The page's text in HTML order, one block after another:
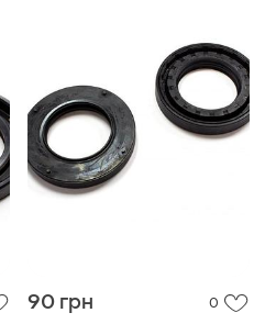
90 грн 0